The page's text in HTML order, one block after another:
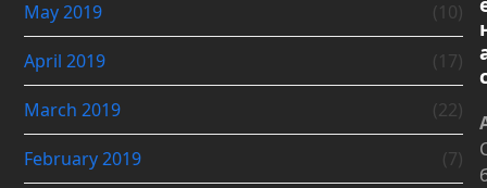
May 2019 (10)
April 2019 (17)
March 2019 (22)
February 2019 (7)